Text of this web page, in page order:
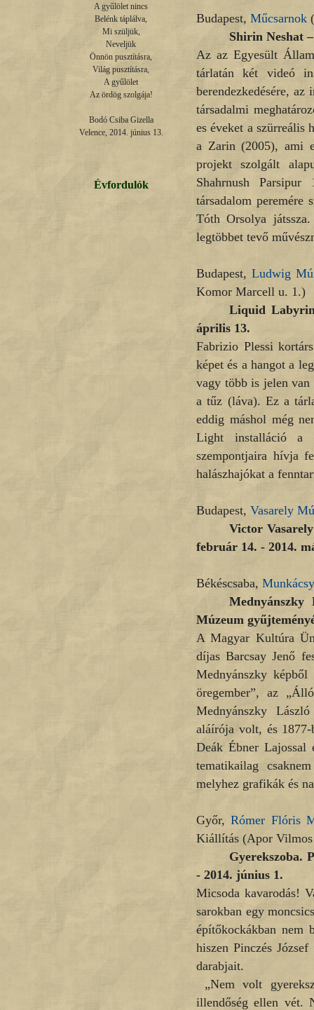
A gyűlölet nincs
Belénk táplálva,
Mi szüljük,
Neveljük
Önnön pusztításra,
Világ pusztításra,
A gyűlölet
Az ördög szolgája!
Bodó Csiba Gizella
Velence, 2014. június 13.
Évfordulók
Budapest, Műcsarnok
Shirin Neshat
Az az Egyesült
tárlatán két videó
berendezkedésére,
társadalmi
es éveket a szürreális
a Zarin (2005), ami
projekt szolgált
Shahrnush
társadalom peremére
Tóth Orsolya
legtöbbet tevő
Budapest, Ludwig
Komor Marcell u. 1.)
Liquid
április 13.
Fabrizio Plessi
képet és a hangot a
vagy több is jelen
a tűz (láva). Ez a
eddig máshol még
Light installáció a
szempontjaira hívja
halászhajókat a
Budapest, Vasarely
Victor
február 14. - 2014.
Békéscsaba,
Múzeum
A Magyar Kultúra
díjas Barcsay Jenő
Mednyánszky
öregember”, az
Mednyánszky
aláírója volt, és
Deák Ébner
tematikailag
melyhez grafikák és
Győr,Rómer Flóris
Kiállítás (Apor Vilmos
Gyerekszoba.
- 2014. június 1.
Micsoda kavarodás!
sarokban egy
építőkockákban
hiszen Pinczés
darabjait.
„Nem volt
illendőség ellen vét.